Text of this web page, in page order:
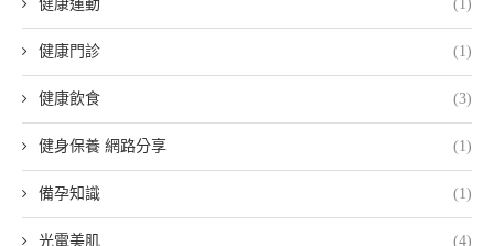
健康運動 (1)
健康門診 (1)
健康飲食 (3)
健身保養 網路分享 (1)
備孕知識 (1)
光電美肌 (4)